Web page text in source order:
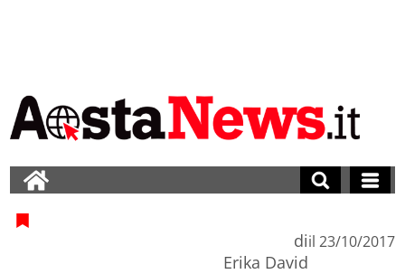
di
Erika David
il 23/10/2017